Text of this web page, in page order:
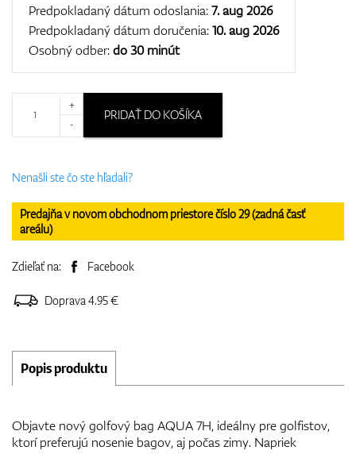
Predpokladaný dátum odoslania:7. aug 2026
Predpokladaný dátum doručenia:10. aug 2026
Osobný odber:do 30 minút
+
-
PRIDAŤ DO KOŠÍKA
Nenašli ste čo ste hľadali?
Predajňa v novom obchodnom priestore číslo 29 (zadná časť
areálu)
Zdieľať na: Facebook
Doprava 4.95 €
Popis produktu
Objavte nový golfový bag AQUA 7H, ideálny pre golfistov,
ktorí preferujú nosenie bagov, aj počas zimy. Napriek